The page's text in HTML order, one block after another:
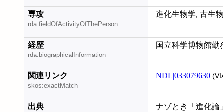
専攻
rda:fieldOfActivityOfThePerson
進化生物学, 古生
経歴
rda:biographicalInformation
国立科学博物館勤
関連リンク
skos:exactMatch
NDL|033079630
出典 ナゾとき「進化論